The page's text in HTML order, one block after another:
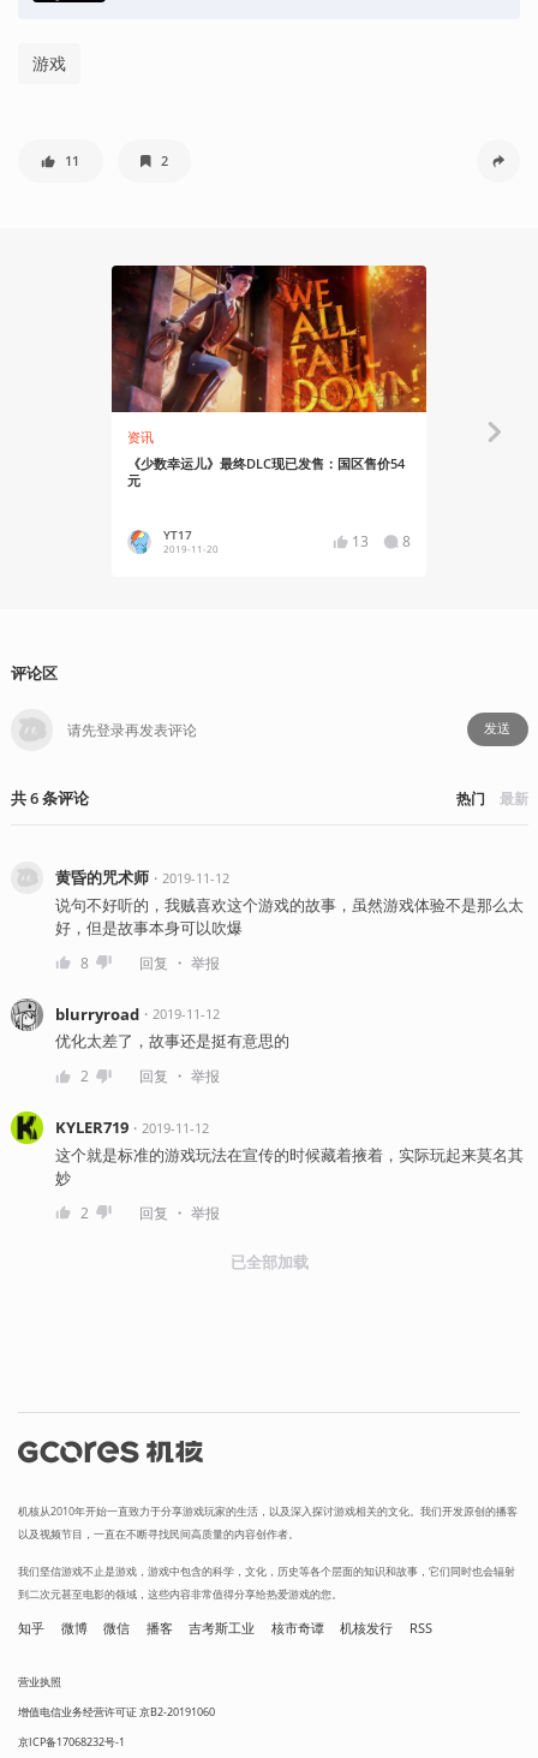
游戏
11 2
资讯
《少数幸运儿》最终DLC现已发售：国区售价54
元
YT17
2019-11-20 13 8
知识挖掘机
评论区
发送
共6条评论 热门 最新
黄昏的咒术师・ 2019-11-12
说句不好听的，我贼喜欢这个游戏的故事，虽然游戏体验不是那么太
好，但是故事本身可以吹爆
8 回复 ・ 举报
blurryroad・ 2019-11-12
优化太差了，故事还是挺有意思的
2 回复 ・ 举报
KYLER719・ 2019-11-12
这个就是标准的游戏玩法在宣传的时候藏着掖着，实际玩起来莫名其
妙
2 回复 ・ 举报
已全部加载
机核从2010年开始一直致力于分享游戏玩家的生活，以及深入探讨游戏相关的文化。我们开发原创的播客
以及视频节目，一直在不断寻找民间高质量的内容创作者。
我们坚信游戏不止是游戏，游戏中包含的科学，文化，历史等各个层面的知识和故事，它们同时也会辐射
到二次元甚至电影的领域，这些内容非常值得分享给热爱游戏的您。
知乎 微博 微信 播客 吉考斯工业 核市奇谭 机核发行 RSS
营业执照
增值电信业务经营许可证 京B2-20191060
京ICP备17068232号-1